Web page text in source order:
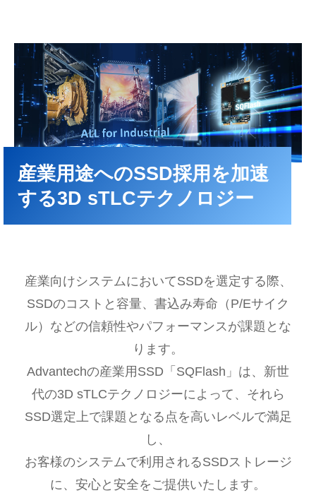
産業用途へのSSD採用を加速
する3D sTLCテクノロジー​
産業向けシステムにおいてSSDを選定する際、
SSDのコストと容量、書込み寿命（P/Eサイク
ル）などの信頼性やパフォーマンスが課題とな
ります。
Advantechの産業用SSD「SQFlash」は、新世
代の3D sTLCテクノロジーによって、それら
SSD選定上で課題となる点を高いレベルで満足
し、
お客様のシステムで利用されるSSDストレージ
に、安心と安全をご提供いたします。